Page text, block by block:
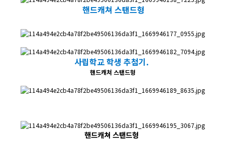
​핸드캐쳐 스탠드형
​사립학교 학생 추첨기.
핸드캐쳐 스탠드형
핸드캐쳐 스탠드형